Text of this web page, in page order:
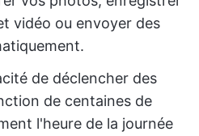
vidéo ou envoyer des
de déclencher des
de centaines de
l'heure de la journée